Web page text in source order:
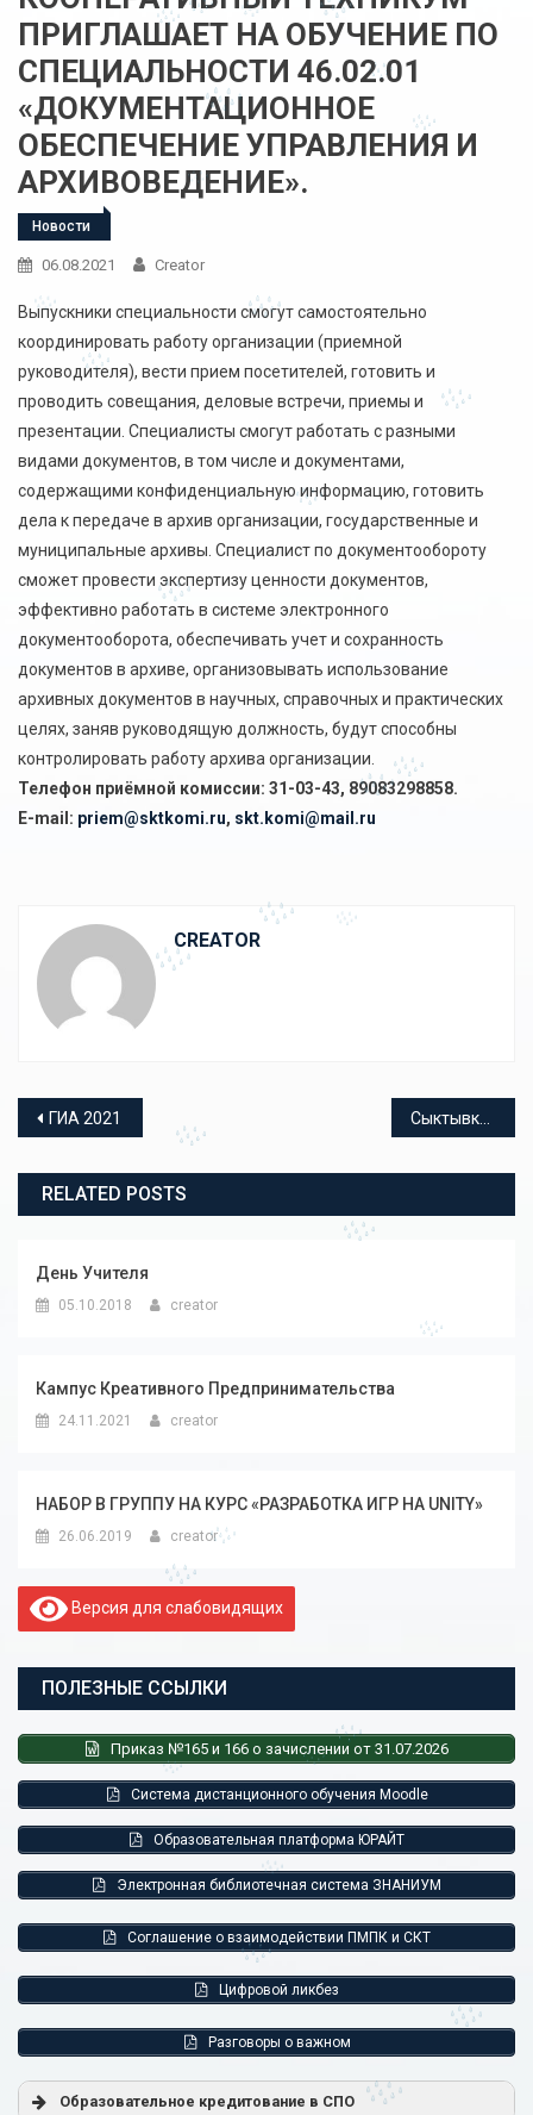
ПРИГЛАШАЕТ НА ОБУЧЕНИЕ ПО
СПЕЦИАЛЬНОСТИ 46.02.01
«ДОКУМЕНТАЦИОННОЕ
ОБЕСПЕЧЕНИЕ УПРАВЛЕНИЯ И
АРХИВОВЕДЕНИЕ».
Новости
06.08.2021 Creator
Выпускники специальности смогут самостоятельно
координировать работу организации (приемной
руководителя), вести прием посетителей, готовить и
проводить совещания, деловые встречи, приемы и
презентации. Специалисты смогут работать с разными
видами документов, в том числе и документами,
содержащими конфиденциальную информацию, готовить
дела к передаче в архив организации, государственные и
муниципальные архивы. Специалист по документообороту
сможет провести экспертизу ценности документов,
эффективно работать в системе электронного
документооборота, обеспечивать учет и сохранность
документов в архиве, организовывать использование
архивных документов в научных, справочных и практических
целях, заняв руководящую должность, будут способны
контролировать работу архива организации.
Телефон приёмной комиссии: 31-03-43, 89083298858.
E-mail: priem@sktkomi.ru, skt.komi@mail.ru
CREATOR
Навигация по записям
ГИА 2021 Сыктывкарский Кооперативный Техникум продолжает прием заявлений выпускников 9 и 11 классов на очное и заочное обучение
RELATED POSTS
День Учителя
05.10.2018 creator
Кампус Креативного Предпринимательства
24.11.2021 creator
НАБОР В ГРУППУ НА КУРС «РАЗРАБОТКА ИГР НА UNITY»
26.06.2019 creator
Версия для слабовидящих
ПОЛЕЗНЫЕ ССЫЛКИ
Приказ №165 и 166 о зачислении от 31.07.2026
Система дистанционного обучения Moodle
Образовательная платформа ЮРАЙТ
Электронная библиотечная система ЗНАНИУМ
Соглашение о взаимодействии ПМПК и СКТ
Цифровой ликбез
Разговоры о важном
Образовательное кредитование в СПО